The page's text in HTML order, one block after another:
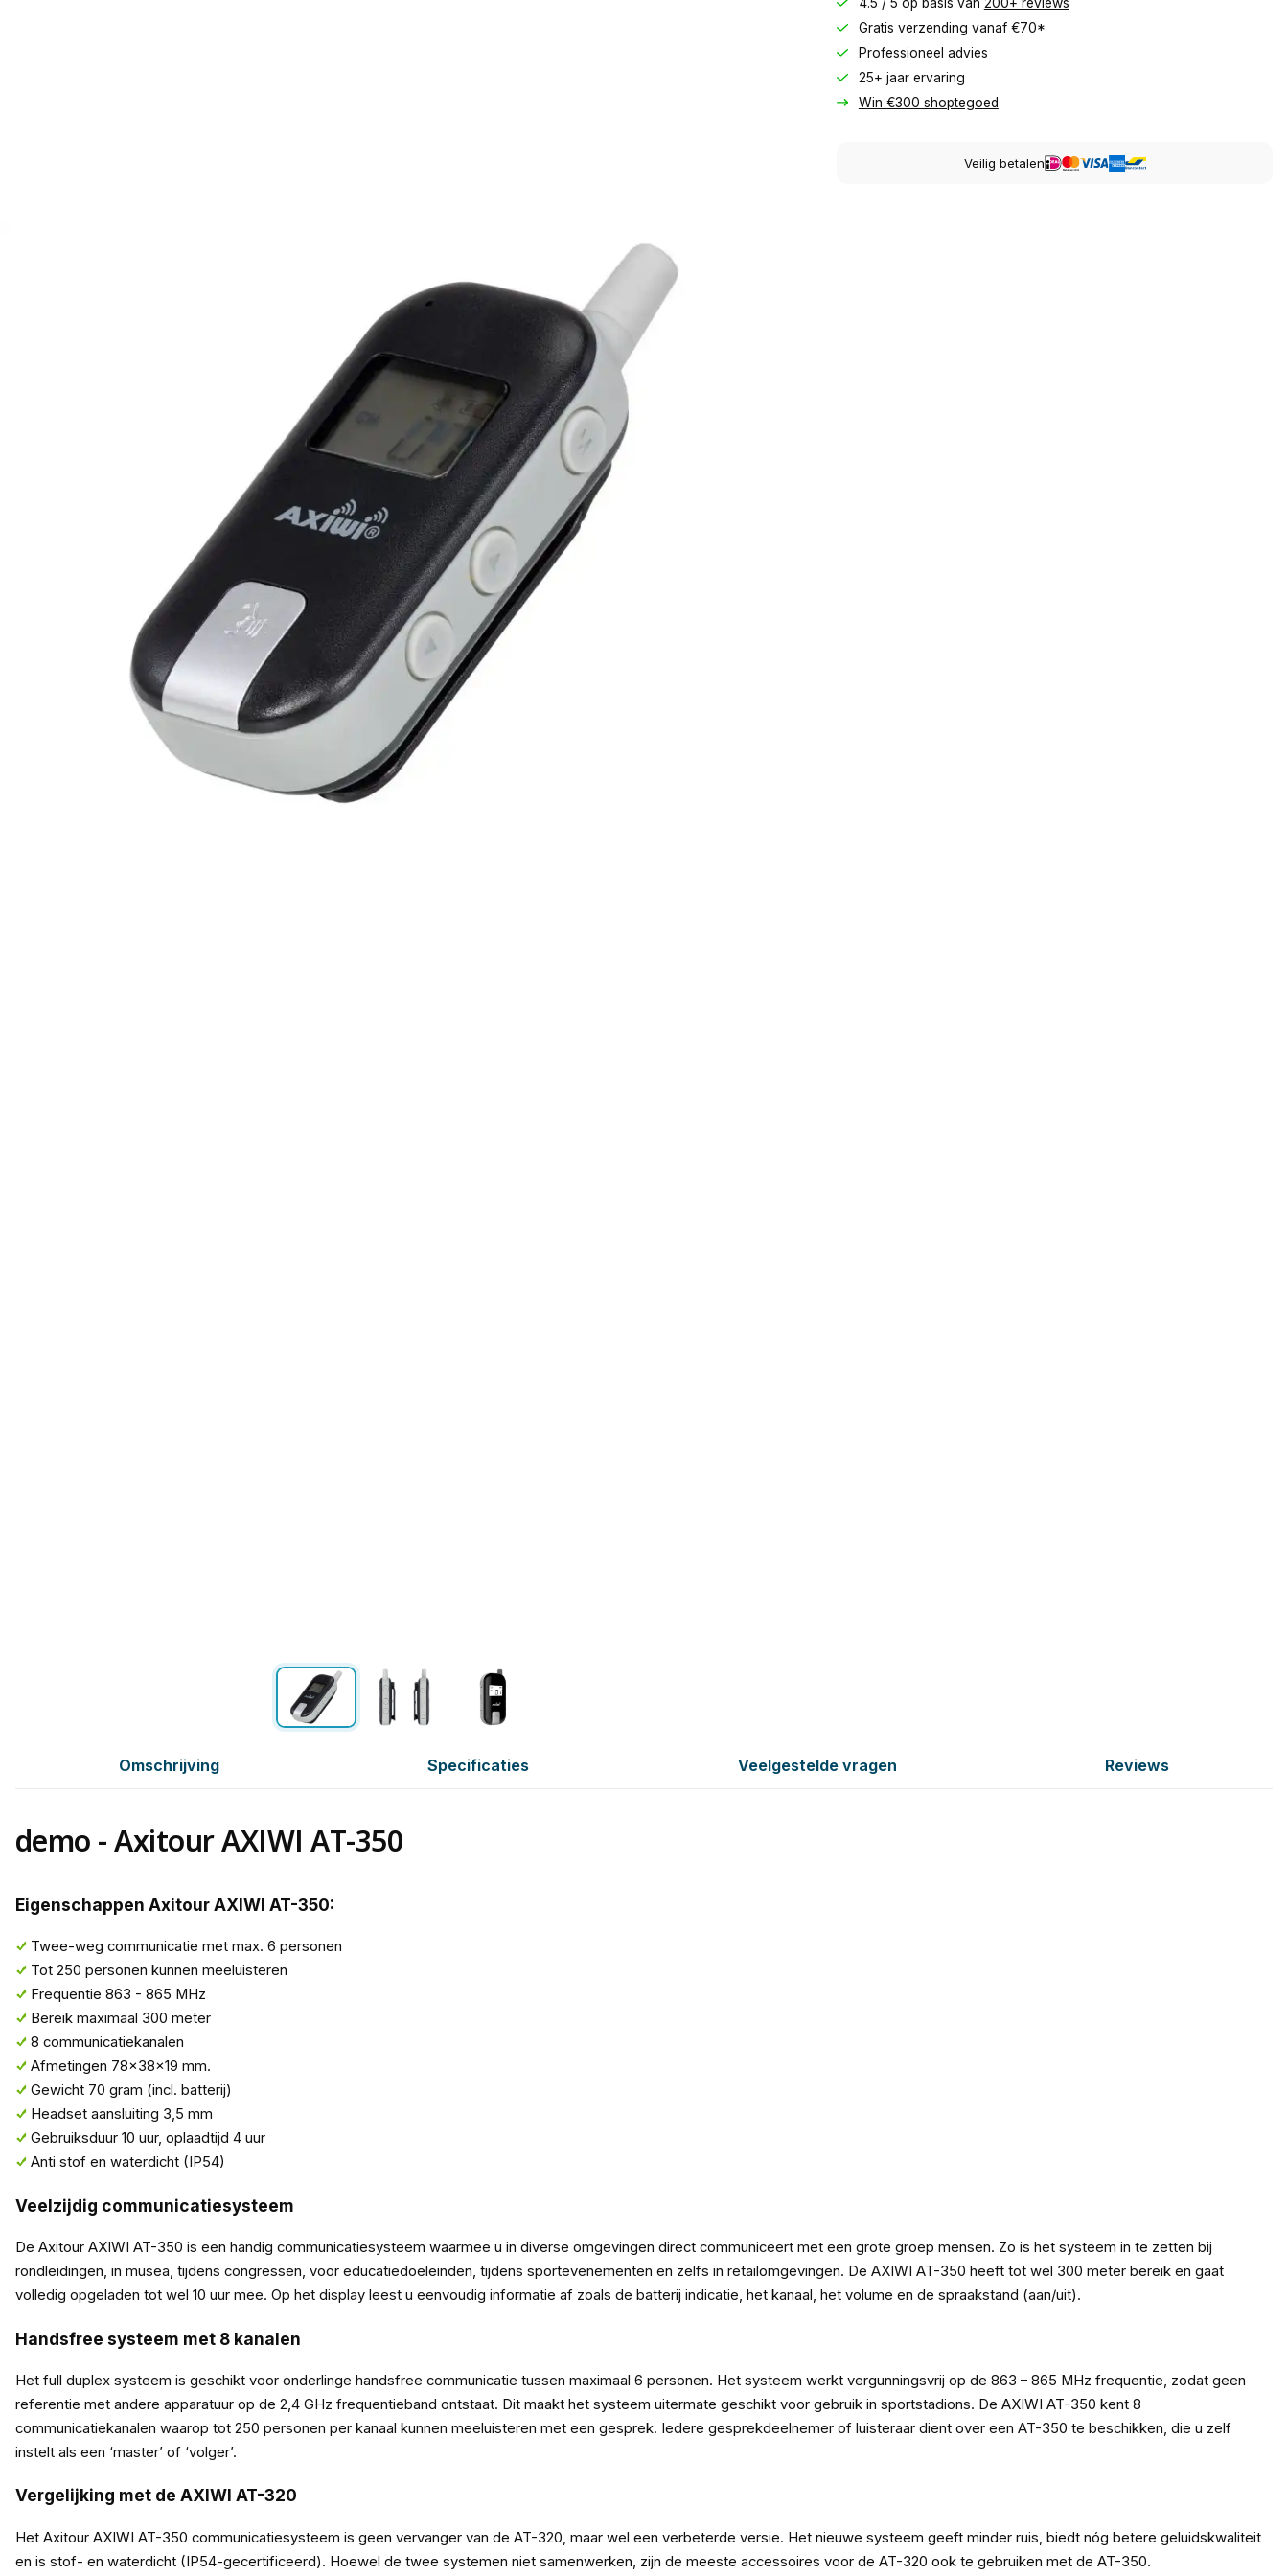
Gratis verzending vanaf €70*
Professioneel advies
25+ jaar ervaring
Win €300 shoptegoed
Veilig betalen
Omschrijving Specificaties Veelgestelde vragen Reviews
demo - Axitour AXIWI AT-350
Eigenschappen Axitour AXIWI AT-350:
Twee-weg communicatie met max. 6 personen
Tot 250 personen kunnen meeluisteren
Frequentie 863 - 865 MHz
Bereik maximaal 300 meter
8 communicatiekanalen
Afmetingen 78x38x19 mm.
Gewicht 70 gram (incl. batterij)
Headset aansluiting 3,5 mm
Gebruiksduur 10 uur, oplaadtijd 4 uur
Anti stof en waterdicht (IP54)
Veelzijdig communicatiesysteem
De Axitour AXIWI AT-350 is een handig communicatiesysteem waarmee u in diverse omgevingen direct communiceert met een grote groep mensen. Zo is het systeem in te zetten bij
rondleidingen, in musea, tijdens congressen, voor educatiedoeleinden, tijdens sportevenementen en zelfs in retailomgevingen. De AXIWI AT-350 heeft tot wel 300 meter bereik en gaat
volledig opgeladen tot wel 10 uur mee. Op het display leest u eenvoudig informatie af zoals de batterij indicatie, het kanaal, het volume en de spraakstand (aan/uit).
Handsfree systeem met 8 kanalen
Het full duplex systeem is geschikt voor onderlinge handsfree communicatie tussen maximaal 6 personen. Het systeem werkt vergunningsvrij op de 863 – 865 MHz frequentie, zodat geen
referentie met andere apparatuur op de 2,4 GHz frequentieband ontstaat. Dit maakt het systeem uitermate geschikt voor gebruik in sportstadions. De AXIWI AT-350 kent 8
communicatiekanalen waarop tot 250 personen per kanaal kunnen meeluisteren met een gesprek. Iedere gesprekdeelnemer of luisteraar dient over een AT-350 te beschikken, die u zelf
instelt als een ‘master’ of ‘volger’.
Vergelijking met de AXIWI AT-320
Het Axitour AXIWI AT-350 communicatiesysteem is geen vervanger van de AT-320, maar wel een verbeterde versie. Het nieuwe systeem geeft minder ruis, biedt nóg betere geluidskwaliteit
en is stof- en waterdicht (IP54-gecertificeerd). Hoewel de twee systemen niet samenwerken, zijn de meeste accessoires voor de AT-320 ook te gebruiken met de AT-350.